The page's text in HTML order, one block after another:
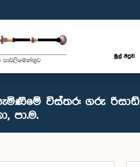
මුල් පිටුව
විස්තර: ගරු රිසාඩ්
පා.ම.